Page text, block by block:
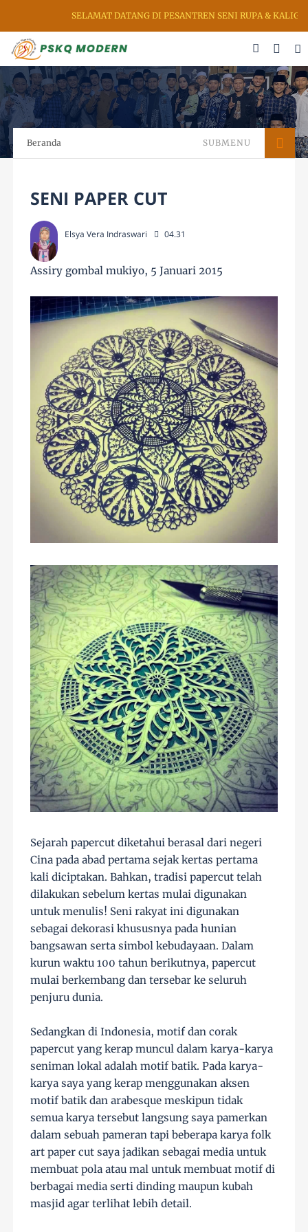
SELAMAT DATANG DI PESANTREN SENI RUPA &
Beranda SUBMENU
SENI PAPER CUT
Elsya Vera Indraswari 04.31
Assiry gombal mukiyo, 5 Januari 2015
Sejarah papercut diketahui berasal dari negeri
Cina pada abad pertama sejak kertas pertama
kali diciptakan. Bahkan, tradisi papercut telah
dilakukan sebelum kertas mulai digunakan
untuk menulis! Seni rakyat ini digunakan
sebagai dekorasi khususnya pada hunian
bangsawan serta simbol kebudayaan. Dalam
kurun waktu 100 tahun berikutnya, papercut
mulai berkembang dan tersebar ke seluruh
penjuru dunia.
Sedangkan di Indonesia, motif dan corak
papercut yang kerap muncul dalam karya-karya
seniman lokal adalah motif batik. Pada karya-
karya saya yang kerap menggunakan aksen
motif batik dan arabesque meskipun tidak
semua karya tersebut langsung saya pamerkan
dalam sebuah pameran tapi beberapa karya folk
art paper cut saya jadikan sebagai media untuk
membuat pola atau mal untuk membuat motif di
berbagai media serti dinding maupun kubah
masjid agar terlihat lebih detail.